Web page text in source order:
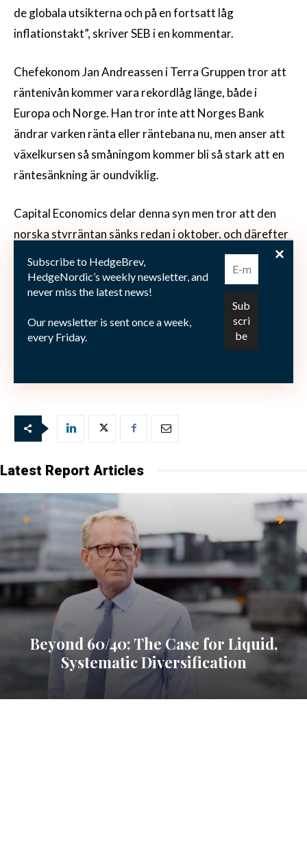
de globala utsikterna och på en fortsatt låg
inflationstakt”, skriver SEB i en kommentar.
Chefekonom Jan Andreassen i Terra Gruppen tror att
räntenivån kommer vara rekordlåg länge, både i
Europa och Norge. Han tror inte att Norges Bank
ändrar varken ränta eller räntebana nu, men anser att
växelkursen så småningom kommer bli så stark att en
räntesänkning är oundviklig.
Capital Economics delar denna syn men tror att den
norska styrräntan sänks redan i oktober, och därefter
väntas ytterligare en sänkning så att styrräntan ligger
på 1,00 procent vid årsskiftet.
penningpolitisk rapport klockan 14 den 20 juni.
Subscribe to HedgeBrev,
HedgeNordic’s weekly newsletter, and
never miss the latest news!
Our newsletter is sent once a week,
every Friday.
Latest Report Articles
Beyond 60/40: The Case for Liquid,
Systematic Diversification